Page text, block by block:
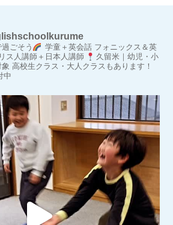
ごそう 学童＋英会話 フォニックス＆英
ス人講師＋日本人講師
久留米｜幼児・小
高校生クラス・大人クラスもあります！
中